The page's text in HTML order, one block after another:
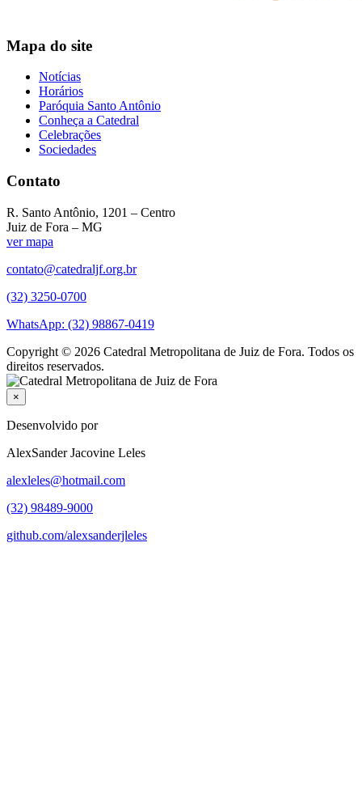
Mapa do site
Notícias
Horários
Paróquia Santo Antônio
Conheça a Catedral
Celebrações
Sociedades
Contato
R. Santo Antônio, 1201 – Centro
Juiz de Fora – MG
ver mapa
contato@catedraljf.org.br
(32) 3250-0700
WhatsApp: (32) 98867-0419
Copyright © 2026 Catedral Metropolitana de Juiz de Fora. Todos os
direitos reservados.
×
Desenvolvido por
AlexSander Jacovine Leles
alexleles@hotmail.com
(32) 98489-9000
github.com/alexsanderjleles